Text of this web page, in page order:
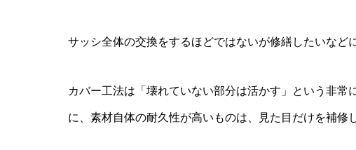
サッシ全体の交換をするほどではないが修繕したいなど
カバー工法は「壊れていない部分は活かす」という非常
に、素材自体の耐久性が高いものは、見た目だけを補修